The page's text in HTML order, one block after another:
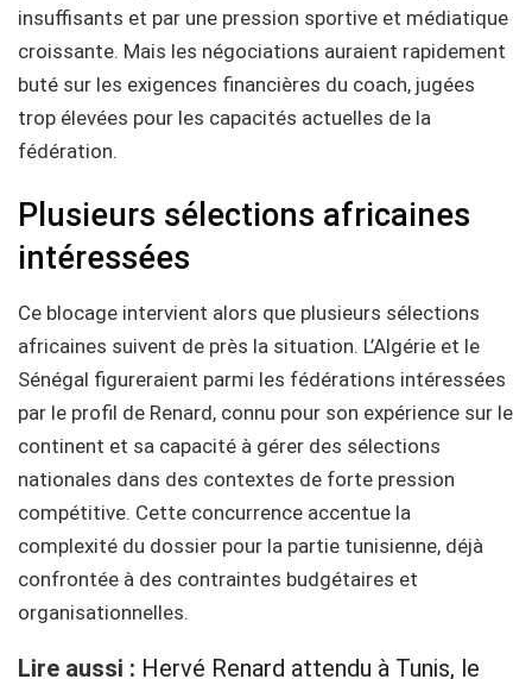
insuffisants et par une pression sportive et médiatique
croissante. Mais les négociations auraient rapidement
buté sur les exigences financières du coach, jugées
trop élevées pour les capacités actuelles de la
fédération.
Plusieurs sélections africaines
intéressées
Ce blocage intervient alors que plusieurs sélections
africaines suivent de près la situation. L’Algérie et le
Sénégal figureraient parmi les fédérations intéressées
par le profil de Renard, connu pour son expérience sur le
continent et sa capacité à gérer des sélections
nationales dans des contextes de forte pression
compétitive. Cette concurrence accentue la
complexité du dossier pour la partie tunisienne, déjà
confrontée à des contraintes budgétaires et
organisationnelles.
Lire aussi : Hervé Renard attendu à Tunis, le